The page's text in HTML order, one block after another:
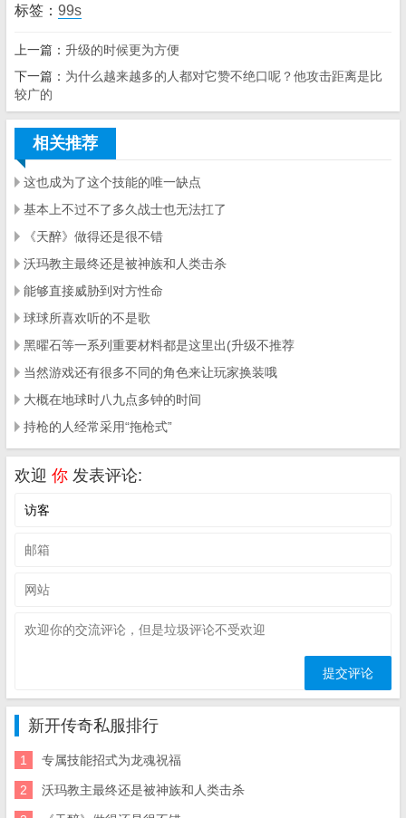
标签： 99s
上一篇： 升级的时候更为方便
下一篇： 为什么越来越多的人都对它赞不绝口呢？他攻击距离是比
较广的
相关推荐
这也成为了这个技能的唯一缺点
基本上不过不了多久战士也无法扛了
《天醉》做得还是很不错
沃玛教主最终还是被神族和人类击杀
能够直接威胁到对方性命
球球所喜欢听的不是歌
黑曜石等一系列重要材料都是这里出(升级不推荐
当然游戏还有很多不同的角色来让玩家换装哦
大概在地球时八九点多钟的时间
持枪的人经常采用“拖枪式”
欢迎 你 发表评论:
新开传奇私服排行
1 专属技能招式为龙魂祝福
2 沃玛教主最终还是被神族和人类击杀